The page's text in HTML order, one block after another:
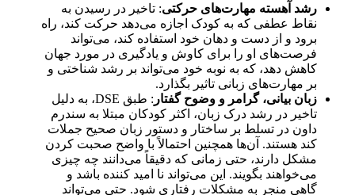
رشد آهسته مهارت‌های حرکتی: تاخیر در رسیدن به
نقاط عطفی که به کودک اجازه می‌دهد حرکت کند، راه
برود و از دست و دهان خود استفاده کند، می‌تواند
فرصت‌های او را برای کاوش و یادگیری در مورد جهان
کاهش دهد، که به نوبه خود می‌تواند بر رشد شناختی و
بر مهارت‌های زبانی تاثیر بگذارد.
زبان بیانی، گرامر و وضوح گفتار
: طبق DSE، به دلیل
تاخیر در رشد درک زبان، اکثر کودکان مبتلا به سندرم
داون در تسلط بر ساختار و دستور زبان صحیح جملات
کند هستند. آن‌ها همچنین احتمالاً با واضح صحبت کردن
مشکل دارند، حتی زمانی که دقیقاً می‌دانند چه چیزی
می‌خواهند بگویند. این می‌تواند نا امید کننده باشد و
گاهی منجر به مشکلات رفتاری شود. حتی می‌تواند